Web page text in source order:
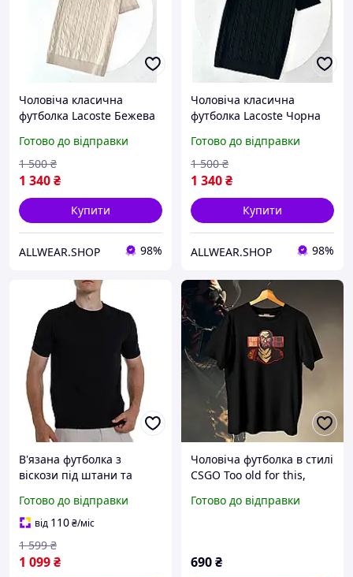
Чоловіча класична
футболка Lacoste Бежева
стилі Old Money з
коміром
Готово до відправки
1 340₴
1 500 ₴
Купити
ALLWEAR.SHOP 98%
Чоловіча класична
футболка Lacoste Чорна
стилі Old Money з
коміром
Готово до відправки
1 340₴
1 500 ₴
Купити
ALLWEAR.SHOP 98%
В'язана футболка з
віскози під штани та
однотонна футболка
чоловіча old money стиль
Готово до відправки
від 110₴/міс
1 099₴
1 599 ₴
Чоловіча футболка в стилі
CSGO Too old for this,
Готово до відправки
690₴